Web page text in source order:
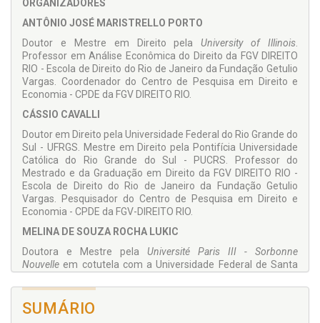
ORGANIZADORES
ANTÔNIO JOSÉ MARISTRELLO PORTO
Doutor e Mestre em Direito pelaUniversity of Illinois.
Professor em Análise Econômica do Direito da FGV DIREITO
RIO - Escola de Direito do Rio de Janeiro da Fundação Getulio
Vargas. Coordenador do Centro de Pesquisa em Direito e
Economia - CPDE da FGV DIREITO RIO.
CÁSSIO CAVALLI
Doutor em Direito pela Universidade Federal do Rio Grande do
Sul - UFRGS. Mestre em Direito pela Pontifícia Universidade
Católica do Rio Grande do Sul - PUCRS. Professor do
Mestrado e da Graduação em Direito da FGV DIREITO RIO -
Escola de Direito do Rio de Janeiro da Fundação Getulio
Vargas. Pesquisador do Centro de Pesquisa em Direito e
Economia - CPDE da FGV-DIREITO RIO.
MELINA DE SOUZA ROCHA LUKIC
Doutora e Mestre pela Université Paris III - Sorbonne
Nouvelle em cotutela com a Universidade Federal de Santa
- Escola de Direito do Rio de Janeiro da Fundação Getulio
Vargas. Pesquisadora do Centro de Pesquisa em Direito e
Economia - CPDE da FGV-DIREITO RIO.
SUMÁRIO